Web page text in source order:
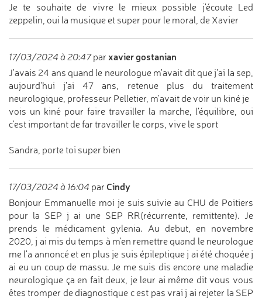
Je te souhaite de vivre le mieux possible j'écoute Led
zeppelin, oui la musique et super pour le moral, de Xavier
17/03/2024 à 20:47par xavier gostanian
J'avais 24 ans quand le neurologue m'avait dit que j'ai la sep,
aujourd'hui j'ai 47 ans, retenue plus du traitement
neurologique, professeur Pelletier, m'avait de voir un kiné je
vois un kiné pour faire travailler la marche, l'équilibre, oui
c'est important de far travailler le corps, vive le sport
Sandra, porte toi super bien
17/03/2024 à 16:04 par Cindy
Bonjour Emmanuelle moi je suis suivie au CHU de Poitiers
pour la SEP j ai une SEP RR(récurrente, remittente). Je
prends le médicament gylenia. Au debut, en novembre
2020, j ai mis du temps à m'en remettre quand le neurologue
me l'a annoncé et en plus je suis épileptique j ai été choquée j
ai eu un coup de massu. Je me suis dis encore une maladie
neurologique ça en fait deux, je leur ai même dit vous vous
êtes tromper de diagnostique c est pas vrai j ai rejeter la SEP